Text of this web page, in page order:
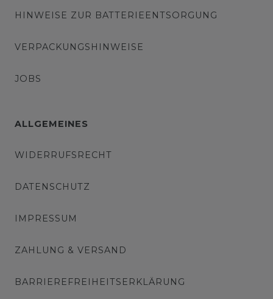
HINWEISE ZUR BATTERIEENTSORGUNG
VERPACKUNGSHINWEISE
JOBS
ALLGEMEINES
WIDERRUFSRECHT
DATENSCHUTZ
IMPRESSUM
ZAHLUNG & VERSAND
BARRIEREFREIHEITSERKLÄRUNG